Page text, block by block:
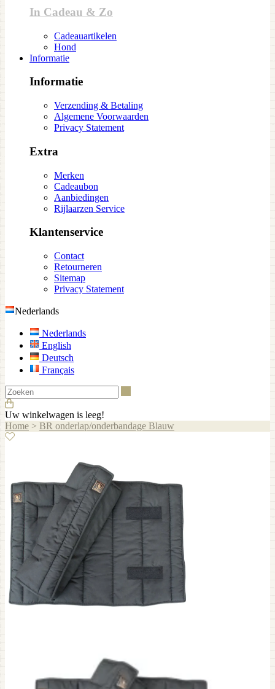
In Cadeau & Zo
Cadeauartikelen
Hond
Informatie
Informatie
Verzending & Betaling
Algemene Voorwaarden
Privacy Statement
Extra
Merken
Cadeaubon
Aanbiedingen
Rijlaarzen Service
Klantenservice
Contact
Retourneren
Sitemap
Privacy Statement
Nederlands
Nederlands
English
Deutsch
Français
Uw winkelwagen is leeg!
Home > BR onderlap/onderbandage Blauw